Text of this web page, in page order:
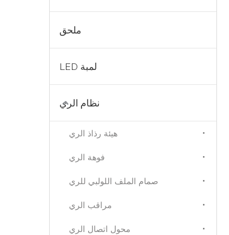
ملحق
لمبة LED
نظام الري
هيئة رذاذ الري
فوهة الري
صمام الملف اللولبي للري
مراقب الري
محول اتصال الري